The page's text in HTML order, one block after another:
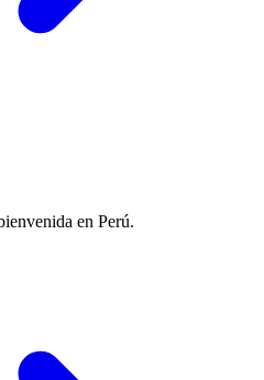
en Perú.